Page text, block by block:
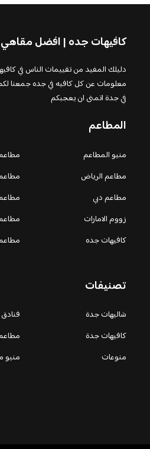
كافيهات جده | افضل
دليلك المفيد من تقييمات الناس في
معلومات عن كل كافيه في جده جمعنا
في جدة اتمنى ان يعجبكم
المطاعم
منيو المطاعم
مطاعم الرياض
مطاعم دبي
زووم الامارات
كافيهات جده
تصنيفات
شاليهات جدة
كافيهات جدة
منوعات
منيو